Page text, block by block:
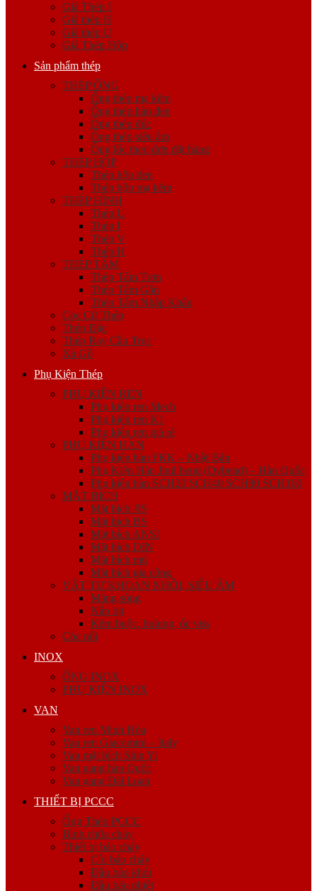
Giá Thép I
Giá thép H
Giá thép U
Giá Thép Hộp
Sản phẩm thép
THÉP ỐNG
Ống thép mạ kẽm
Ống thép hàn đen
Ống thép đúc
Ống thép siêu âm
Ống lốc theo đơn đặt hàng
THÉP HỘP
Thép hộp đen
Thép hộp mạ kẽm
THÉP HÌNH
Thép U
Thép I
Thép V
Thép H
THÉP TẤM
Thép Tấm Trơn
Thép Tấm Gân
Thép Tấm Nhập Khẩu
Cọc Cừ Thép
Thép Đặc
Thép Ray Cầu Trục
Xà Gồ
Phụ Kiện Thép
PHỤ KIỆN REN
Phụ kiện ren Mech
Phụ kiện ren K1
Phụ kiện ren giá rẻ
PHỤ KIỆN HÀN
Phụ kiện hàn FKK – Nhật Bản
Phụ Kiện Hàn Jinil bend (Dybend) – Hàn Quốc
Phụ kiện hàn SCH20 SCH40 SCH80 SCH160
MẶT BÍCH
Mặt bích JIS
Mặt bích BS
Mặt bích ANSI
Mặt bích DIN
Mặt bích mù
Mặt bích gia công
VẬT TƯ KHOAN NHỒI, SIÊU ÂM
Măng sông
Nắp bịt
Kẽm buộc, bulong, ốc viss
Cóc nối
INOX
ỐNG INOX
PHỤ KIỆN INOX
VAN
Van ren Minh Hòa
Van ren Giacomini – Italy
Van mặt bích Shin Yi
Van gang hàn Quốc
Van gang Đài Loan
THIẾT BỊ PCCC
Ống Thép PCCC
Bình chữa cháy
Thiết bị báo cháy
Còi báo cháy
Đầu báo khói
Đầu báo nhiệt